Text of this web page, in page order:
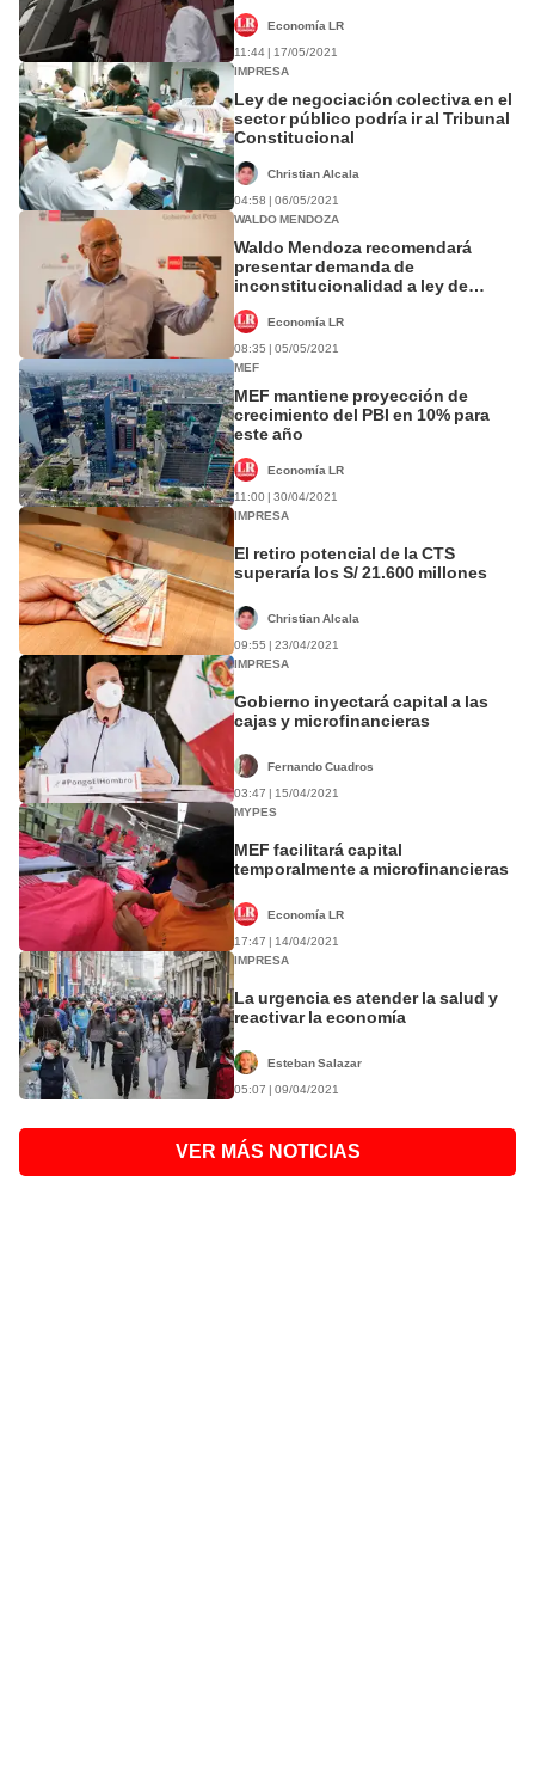
Economía LR
11:44 | 17/05/2021
IMPRESA
Ley de negociación colectiva en el
sector público podría ir al Tribunal
Constitucional
Christian Alcala
04:58 | 06/05/2021
WALDO MENDOZA
Waldo Mendoza recomendará
presentar demanda de
inconstitucionalidad a ley de
Economía LR
08:35 | 05/05/2021
MEF
MEF mantiene proyección de
crecimiento del PBI en 10% para
este año
Economía LR
11:00 | 30/04/2021
IMPRESA
El retiro potencial de la CTS
superaría los S/ 21.600 millones
Christian Alcala
09:55 | 23/04/2021
IMPRESA
Gobierno inyectará capital a las
cajas y microfinancieras
Fernando Cuadros
03:47 | 15/04/2021
MYPES
MEF facilitará capital
temporalmente a microfinancieras
Economía LR
17:47 | 14/04/2021
IMPRESA
La urgencia es atender la salud y
reactivar la economía
Esteban Salazar
05:07 | 09/04/2021
VER MÁS NOTICIAS